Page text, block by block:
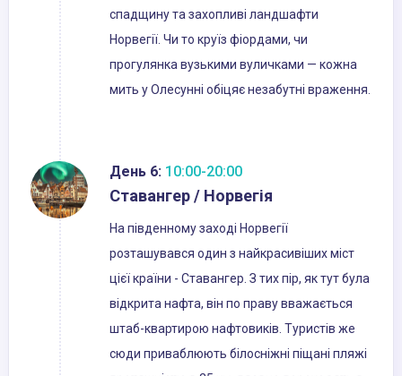
спадщину та захопливі ландшафти
Норвегії. Чи то круїз фіордами, чи
прогулянка вузькими вуличками — кожна
мить у Олесунні обіцяє незабутні враження.
День 6: 10:00-20:00
Ставангер / Норвегія
На південному заході Норвегії
розташувався один з найкрасивіших міст
цієї країни - Ставангер. З тих пір, як тут була
відкрита нафта, він по праву вважається
штаб-квартирою нафтовиків. Туристів же
сюди приваблюють білосніжні піщані пляжі